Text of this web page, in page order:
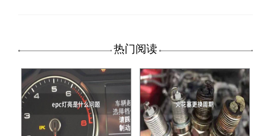
热门阅读